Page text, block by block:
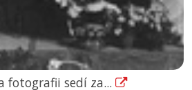
fotografii sedí za...